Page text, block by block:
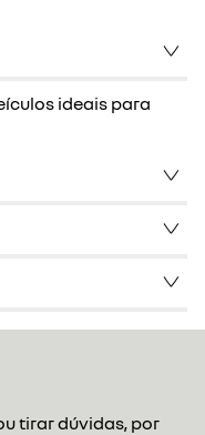
ideais para
tirar dúvidas, por